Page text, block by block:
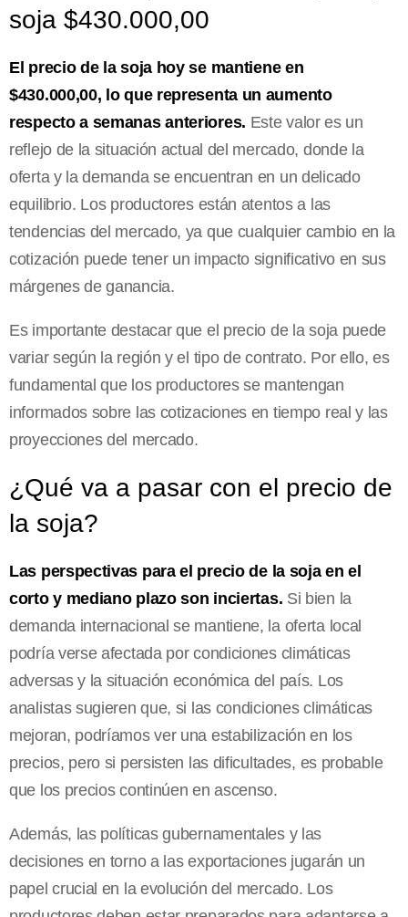
soja $430.000,00
El precio de la soja hoy se mantiene en
$430.000,00, lo que representa un aumento
respecto a semanas anteriores. Este valor es un
reflejo de la situación actual del mercado, donde la
oferta y la demanda se encuentran en un delicado
equilibrio. Los productores están atentos a las
tendencias del mercado, ya que cualquier cambio en la
cotización puede tener un impacto significativo en sus
márgenes de ganancia.
Es importante destacar que el precio de la soja puede
variar según la región y el tipo de contrato. Por ello, es
fundamental que los productores se mantengan
informados sobre las cotizaciones en tiempo real y las
proyecciones del mercado.
¿Qué va a pasar con el precio de
la soja?
Las perspectivas para el precio de la soja en el
corto y mediano plazo son inciertas. Si bien la
demanda internacional se mantiene, la oferta local
podría verse afectada por condiciones climáticas
adversas y la situación económica del país. Los
analistas sugieren que, si las condiciones climáticas
mejoran, podríamos ver una estabilización en los
precios, pero si persisten las dificultades, es probable
que los precios continúen en ascenso.
Además, las políticas gubernamentales y las
decisiones en torno a las exportaciones jugarán un
papel crucial en la evolución del mercado. Los